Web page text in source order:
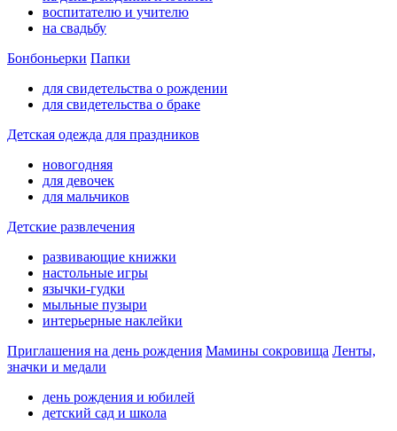
воспитателю и учителю
на свадьбу
Бонбоньерки Папки
для свидетельства о рождении
для свидетельства о браке
Детская одежда для праздников
новогодняя
для девочек
для мальчиков
Детские развлечения
развивающие книжки
настольные игры
язычки-гудки
мыльные пузыри
интерьерные наклейки
Приглашения на день рождения Мамины сокровища Ленты,
значки и медали
день рождения и юбилей
детский сад и школа